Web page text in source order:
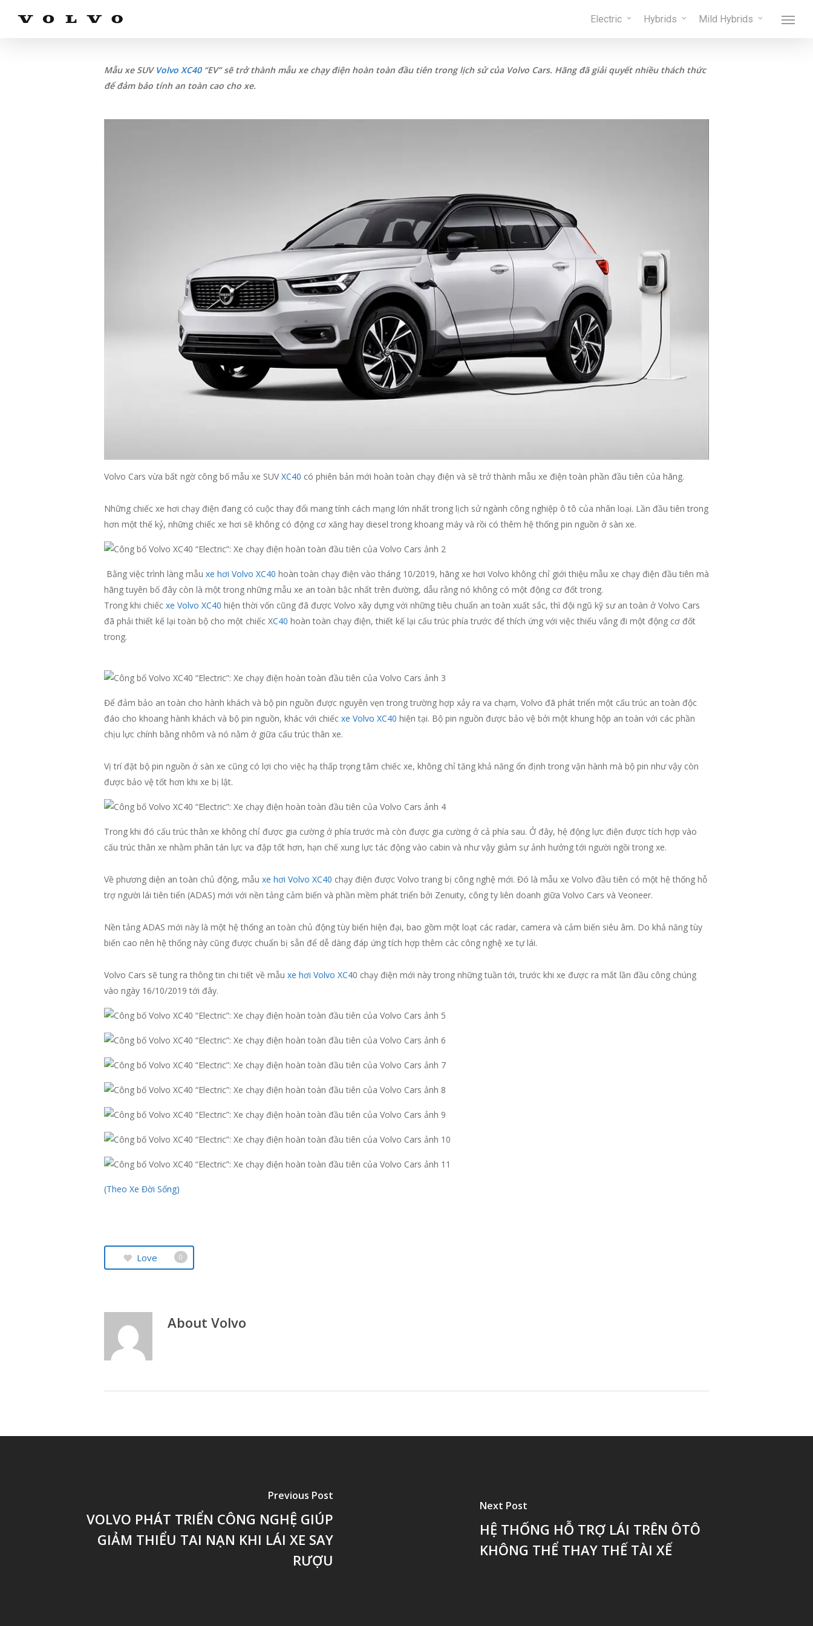
Electric Hybrids Mild Hybrids Menu
Mẫu xe SUV Volvo XC40“EV” sẽ trở thành mẫu xe chạy điện hoàn toàn đầu tiên trong lịch sử của Volvo Cars. Hãng đã giải quyết nhiều thách thức
để đảm bảo tính an toàn cao cho xe.
Volvo Cars vừa bất ngờ công bố mẫu xe SUVXC40 có phiên bản mới hoàn toàn chạy điện và sẽ trở thành mẫu xe điện toàn phần đầu tiên của hãng.
Những chiếc xe hơi chạy điện đang có cuộc thay đổi mang tính cách mạng lớn nhất trong lịch sử ngành công nghiệp ô tô của nhân loại. Lần đầu tiên trong
hơn một thế kỷ, những chiếc xe hơi sẽ không có động cơ xăng hay diesel trong khoang máy và rồi có thêm hệ thống pin nguồn ở sàn xe.
Bằng việc trình làng mẫu xe hơi Volvo XC40 hoàn toàn chạy điện vào tháng 10/2019, hãng xe hơi Volvo không chỉ giới thiệu mẫu xe chạy điện đầu tiên mà
hãng tuyên bố đây còn là một trong những mẫu xe an toàn bậc nhất trên đường, dẫu rằng nó không có một động cơ đốt trong.
Trong khi chiếc xe Volvo XC40 hiện thời vốn cũng đã được Volvo xây dựng với những tiêu chuẩn an toàn xuất sắc, thì đội ngũ kỹ sư an toàn ở Volvo Cars
đã phải thiết kế lại toàn bộ cho một chiếc XC40 hoàn toàn chạy điện, thiết kế lại cấu trúc phía trước để thích ứng với việc thiếu vắng đi một động cơ đốt
trong.
Để đảm bảo an toàn cho hành khách và bộ pin nguồn được nguyên vẹn trong trường hợp xảy ra va chạm, Volvo đã phát triển một cấu trúc an toàn độc
đáo cho khoang hành khách và bộ pin nguồn, khác với chiếc xe Volvo XC40 hiện tại. Bộ pin nguồn được bảo vệ bởi một khung hộp an toàn với các phần
chịu lực chính bằng nhôm và nó nằm ở giữa cấu trúc thân xe.
Vị trí đặt bộ pin nguồn ở sàn xe cũng có lợi cho việc hạ thấp trọng tâm chiếc xe, không chỉ tăng khả năng ổn định trong vận hành mà bộ pin như vậy còn
được bảo vệ tốt hơn khi xe bị lật.
Trong khi đó cấu trúc thân xe không chỉ được gia cường ở phía trước mà còn được gia cường ở cả phía sau. Ở đây, hệ động lực điện được tích hợp vào
cấu trúc thân xe nhằm phân tán lực va đập tốt hơn, hạn chế xung lực tác động vào cabin và như vậy giảm sự ảnh hưởng tới người ngồi trong xe.
Về phương diện an toàn chủ động, mẫu xe hơi Volvo XC40 chạy điện được Volvo trang bị công nghệ mới. Đó là mẫu xe Volvo đầu tiên có một hệ thống hỗ
trợ người lái tiên tiến (ADAS) mới với nền tảng cảm biến và phần mềm phát triển bởi Zenuity, công ty liên doanh giữa Volvo Cars và Veoneer.
Nền tảng ADAS mới này là một hệ thống an toàn chủ động tùy biến hiện đại, bao gồm một loạt các radar, camera và cảm biến siêu âm. Do khả năng tùy
biến cao nên hệ thống này cũng được chuẩn bị sẵn để dễ dàng đáp ứng tích hợp thêm các công nghệ xe tự lái.
Volvo Cars sẽ tung ra thông tin chi tiết về mẫu xe hơi Volvo XC40 chạy điện mới này trong những tuần tới, trước khi xe được ra mắt lần đầu công chúng
vào ngày 16/10/2019 tới đây.
(Theo Xe Đời Sống)
Love 0
About Volvo
Previous Post
VOLVO PHÁT TRIỂN CÔNG NGHỆ GIÚP
GIẢM THIỂU TAI NẠN KHI LÁI XE SAY
RƯỢU
Next Post
HỆ THỐNG HỖ TRỢ LÁI TRÊN ÔTÔ
KHÔNG THỂ THAY THẾ TÀI XẾ